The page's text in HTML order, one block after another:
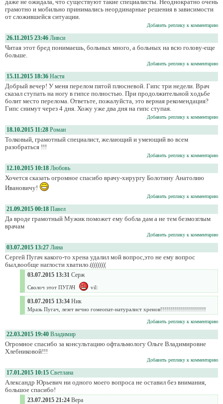
даже не ожидала, что существуют такие специалисты. Неоднократно очень
грамотно и мобильно принимались неординарные решения в зависимости
от сложившейся ситуации.
Добавить реплику к комментарию
26.11.2015 23:46 Ливси
Читая этот бред понимаешь, больных много, а больных на всю голову-еще
больше.
Добавить реплику к комментарию
15.11.2015 18:36 Настя
Добрый вечер! У меня перелом пятой плюсневой. Гипс три недели. Врач
сказал ступать на ногу в гипсе полностью. При продолжительной ходьбе
болит место перелома. Ответьте, пожалуйста, это верная рекомендация?
Гипс снимут через 4 дня. Хожу уже два дня на гипс ступая.
Добавить реплику к комментарию
18.10.2015 11:28 Роман
Толковый, грамотный специалист, желающий и умеющий во всем
разобраться !!!
Добавить реплику к комментарию
12.10.2015 10:18 Любовь
Хочется сказать огромное спасибо врачу-хирургу Болотину Анатолию
Ивановичу!
Добавить реплику к комментарию
21.09.2015 00:18 Павел
Да вроде грамотный Мужик поможет ему бобла дам а не тем безмозглым
врачам
Добавить реплику к комментарию
03.07.2015 13:27 Лина
Сергей Пугач какого-то хрена удалил мой вопрос,это не ему вопрос
был,вообще наглости хватило.((((((((
03.07.2015 13:31 Серж
Сволоч этот ПУГАЧ vil:
03.07.2015 13:34 Ник
Мразь Пугач, лезет вечно гомеопат-натуралист хренов!!!!!!!!!!!!!!!!!!!!!!!
Добавить реплику к комментарию
22.03.2015 19:40 Владимир
Огромное спасибо за консультацию офтальмологу Ольге Владимировне
Хлебниковой!!!
Добавить реплику к комментарию
17.01.2015 10:15 Светлана
Александр Юрьевич ни одного моего вопроса не оставил без внимания,
большое спасибо!
23.07.2015 21:24 Вера